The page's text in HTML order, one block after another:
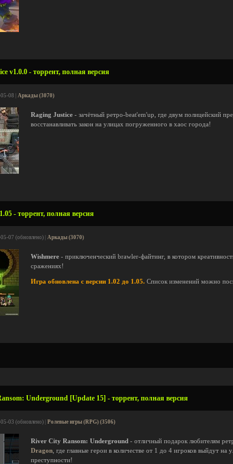
v1.0.0 - торрент, полная версия
08 | Аркады (3070)
Raging Justice - зачётный ретро-beat'em'up, где двум полицейский
восстанавливать закон на улицах погруженного в хаос города!
- торрент, полная версия
05-07 (обновлено) | Аркады (3070)
Wishmere - приключенческий brawler-файтинг, в котором
сражениях!
Игра обновлена с версии 1.02 до 1.05. Список изменений можно
Underground [Update 15] - торрент, полная версия
05-03 (обновлено) | Ролевые игры (RPG) (3506)
River City Ransom: Underground - отличный подарок любителям
Dragon , где главные герои в количестве от 1 до 4 игроков выйдут на
преступности!